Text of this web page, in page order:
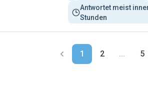
Antwortet meist
Stunden
1 2 ... 5